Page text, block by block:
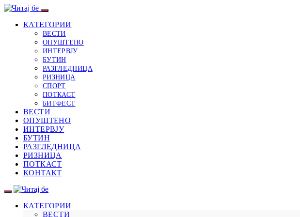
КАТЕГОРИИ
ВЕСТИ
ОПУШТЕНО
ИНТЕРВЈУ
БУТИН
РАЗГЛЕДНИЦА
РИЗНИЦА
СПОРТ
ПОТКАСТ
БИТФЕСТ
ВЕСТИ
ОПУШТЕНО
ИНТЕРВЈУ
БУТИН
РАЗГЛЕДНИЦА
РИЗНИЦА
ПОТКАСТ
КОНТАКТ
КАТЕГОРИИ
ВЕСТИ